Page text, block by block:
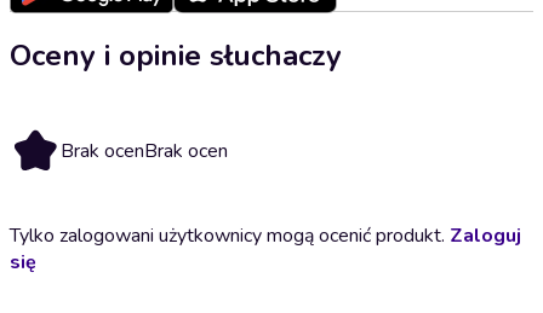
Oceny i opinie słuchaczy
Brak ocenBrak ocen
Tylko zalogowani użytkownicy mogą ocenić produkt. Zaloguj
się